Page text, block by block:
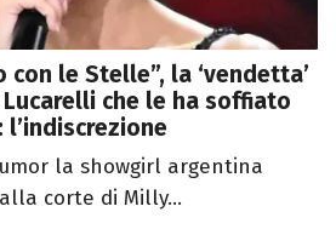
con le Stelle”, la ‘vendetta’
che le ha soffiato
l’indiscrezione
la showgirl argentina
corte di Milly...